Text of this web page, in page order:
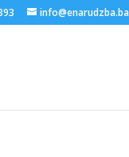
info@enarudzba.ba